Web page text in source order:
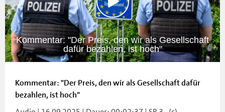
Kommentar: "Der Preis, den wir als Gesellschaft
dafür bezahlen, ist hoch"
Kommentar: "Der Preis, den wir als Gesellschaft dafür
bezahlen, ist hoch"